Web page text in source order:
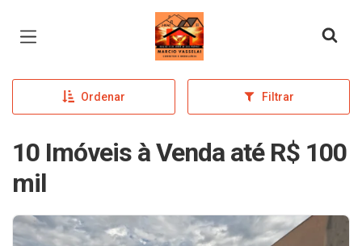
Página inicial
Ordenar Filtrar
10 Imóveis à Venda até R$ 100
mil